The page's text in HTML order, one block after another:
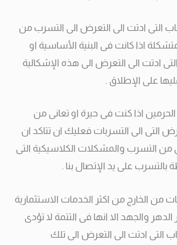
التى ادتت الى التعرض الى التسرب من
اذا كانت فى البنية الأساسية او
ادتت الى التعرض الى هذه الإشكالية
على الإطلاق .
اذا كنت فى حيرة او تعانى من
التى الى التسربات فعليك ان تتاكد ان
من التسرب والمشكلات الكلاسيكية التى
على يد الإتصال بنا .
من الخارج من اكثر الخدمات الاستثمارية
والجهد الا انها فى التتمة لا تؤدى
التى ادتت الى التعرض الى تلك